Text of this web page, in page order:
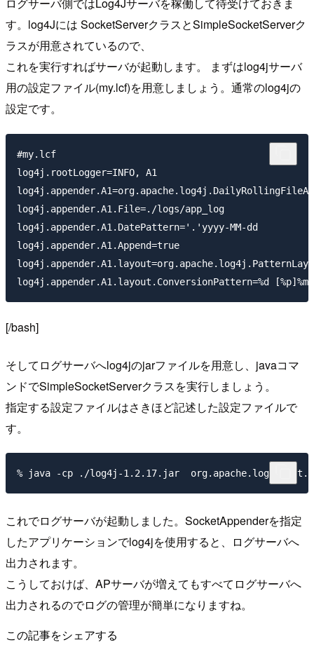
す。log4Jには SocketServerクラスとSimpleSocketServerク
ラスが用意されているので、
これを実行すればサーバが起動します。 まずはlog4jサーバ
用の設定ファイル(my.lcf)を用意しましょう。通常のlog4jの
設定です。
#my.lcf
log4j.rootLogger=INFO, A1
log4j.appender.A1.File=./logs/app_log
log4j.appender.A1.DatePattern='.'yyyy-MM-dd
log4j.appender.A1.Append=true
log4j.appender.A1.layout.ConversionPattern=%d
[/bash]
そしてログサーバへlog4jのjarファイルを用意し、javaコマ
ンドでSimpleSocketServerクラスを実行しましょう。
指定する設定ファイルはさきほど記述した設定ファイルで
す。
これでログサーバが起動しました。SocketAppenderを指定
したアプリケーションでlog4jを使用すると、ログサーバへ
出力されます。
こうしておけば、APサーバが増えてもすべてログサーバへ
出力されるのでログの管理が簡単になりますね。
この記事をシェアする